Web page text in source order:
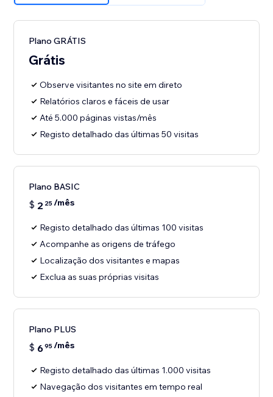
Plano GRÁTIS
Grátis
Observe visitantes no site em direto
Relatórios claros e fáceis de usar
Até 5.000 páginas vistas/mês
Registo detalhado das últimas 50 visitas
Plano BASIC
$ 2 25/mês
Registo detalhado das últimas 100 visitas
Acompanhe as origens de tráfego
Localização dos visitantes e mapas
Exclua as suas próprias visitas
Plano PLUS
$ 695/mês
Registo detalhado das últimas 1.000 visitas
Navegação dos visitantes em tempo real